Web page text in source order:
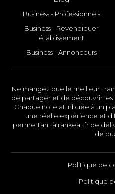
Business - Professionnels
Business - Revendiquer
établissement
Business - Annonceurs
Ne mangez que le meilleur !
de partager et de découvrir les
Chaque note attribuée à un
une réelle expérience et
permettant à rankeat.fr de
de
Politique de
Politique